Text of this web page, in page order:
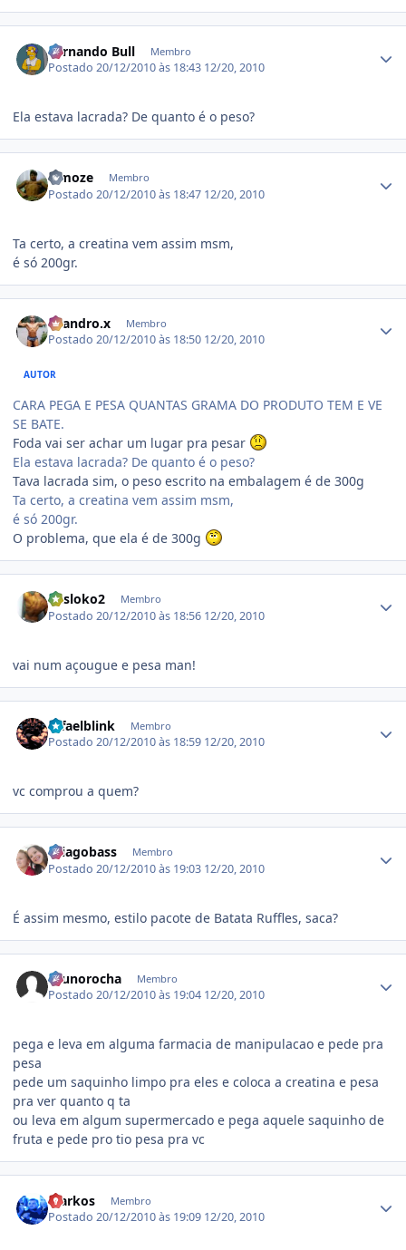
Fernando Bull Membro
Postado20/12/2010 às 18:43 12/20, 2010
Ela estava lacrada? De quanto é o peso?
Fimoze Membro
Postado20/12/2010 às 18:47 12/20, 2010
Ta certo, a creatina vem assim msm,
é só 200gr.
Leandro.x Membro
Postado20/12/2010 às 18:50 12/20, 2010
AUTOR
CARA PEGA E PESA QUANTAS GRAMA DO PRODUTO TEM E VE
SE BATE.
Foda vai ser achar um lugar pra pesar
Ela estava lacrada? De quanto é o peso?
Tava lacrada sim, o peso escrito na embalagem é de 300g
Ta certo, a creatina vem assim msm,
é só 200gr.
O problema, que ela é de 300g
crisloko2 Membro
Postado20/12/2010 às 18:56 12/20, 2010
vai num açougue e pesa man!
rafaelblink Membro
Postado20/12/2010 às 18:59 12/20, 2010
vc comprou a quem?
thiagobass Membro
Postado20/12/2010 às 19:03 12/20, 2010
É assim mesmo, estilo pacote de Batata Ruffles, saca?
brunorocha Membro
Postado20/12/2010 às 19:04 12/20, 2010
pega e leva em alguma farmacia de manipulacao e pede pra
pesa
pede um saquinho limpo pra eles e coloca a creatina e pesa
pra ver quanto q ta
ou leva em algum supermercado e pega aquele saquinho de
fruta e pede pro tio pesa pra vc
Markos Membro
Postado20/12/2010 às 19:09 12/20, 2010